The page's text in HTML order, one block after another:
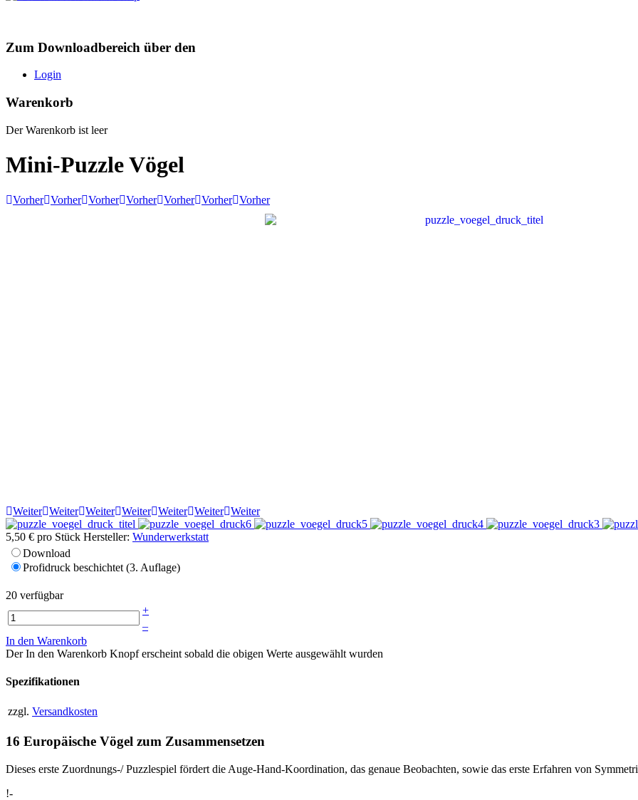
Zum Downloadbereich über den
Login
Warenkorb
Der Warenkorb ist leer
Mini-Puzzle Vögel
Vorher Vorher Vorher Vorher Vorher Vorher Vorher
Weiter Weiter Weiter Weiter Weiter Weiter Weiter
5,50 € pro Stück Hersteller: Wunderwerkstatt
Download
Profidruck beschichtet (3. Auflage)
20 verfügbar
+
–
In den Warenkorb
Der In den Warenkorb Knopf erscheint sobald die obigen Werte ausgewählt wurden
Spezifikationen
zzgl. Versandkosten
16 Europäische Vögel zum Zusammensetzen
Dieses erste Zuordnungs-/ Puzzlespiel fördert die Auge-Hand-Koordination, das genaue Beobachten, sowie das erste Erfahren von
!-